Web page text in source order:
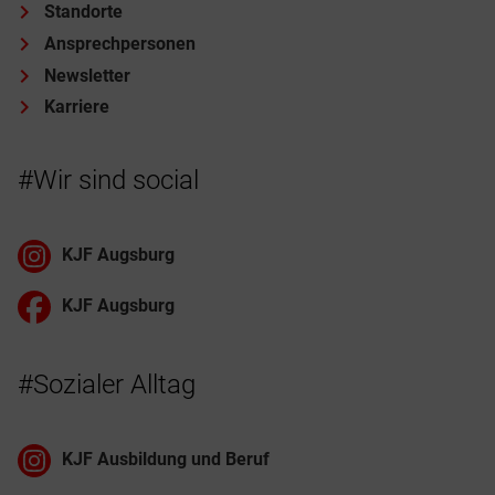
Standorte
Ansprechpersonen
Newsletter
Karriere
#Wir sind social
KJF Augsburg
KJF Augsburg
#Sozialer Alltag
KJF Ausbildung und Beruf